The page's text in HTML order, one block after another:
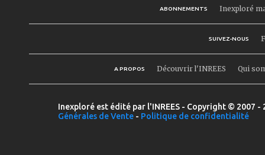
ABONNEMENTS Inexploré
SUIVEZ-NOUS
A PROPOS Découvrir l'INREES Qui
Inexploré est édité par l'INREES - Copyright © 2007
Générales de Vente - Politique de confidentialité